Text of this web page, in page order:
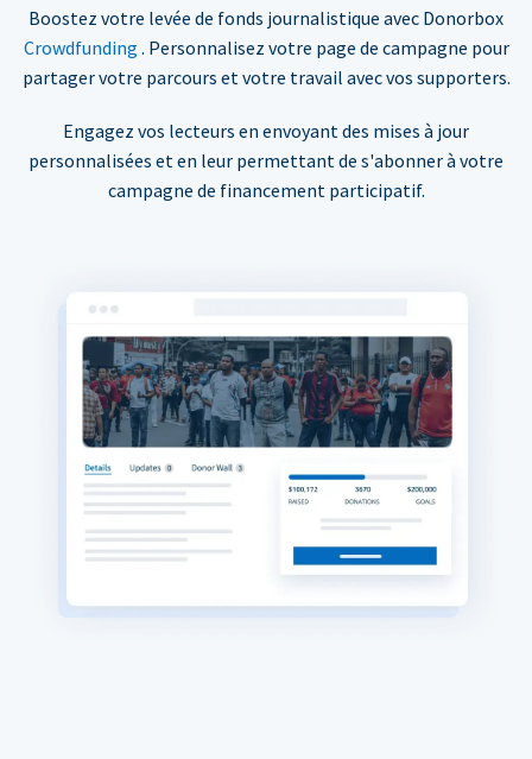
Boostez votre levée de fonds journalistique avec Donorbox
Crowdfunding . Personnalisez votre page de campagne pour
partager votre parcours et votre travail avec vos supporters.
Engagez vos lecteurs en envoyant des mises à jour
personnalisées et en leur permettant de s'abonner à votre
campagne de financement participatif.